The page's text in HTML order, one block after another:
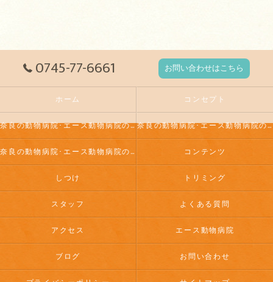
0745-77-6661 お問い合わせはこちら
ホーム コンセプト
奈良の動物病院･エース動物病院の口コミ情報 奈良の動物病院･エース動物病院の評判
奈良の動物病院･エース動物病院のお客様の声 コンテンツ
しつけ トリミング
スタッフ よくある質問
アクセス エース動物病院
ブログ お問い合わせ